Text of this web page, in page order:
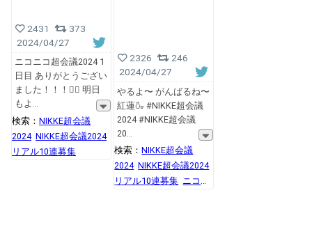
2431
373
2024/04/27
ニコニコ超会議2024 1
日目 ありがとうござい
ました！！！🏴‍☠️ 明日
もよ
検索： NIKKE超会議
2024 NIKKE超会議2024
リアル10連募集
2326
246
2024/04/27
やるよ〜 がんばるね〜
紅蓮🍶 #NIKKE超会議
2024 #NIKKE超会議
20
検索：NIKKE超会議
2024 NIKKE超会議2024
リアル10連募集 ニコニ